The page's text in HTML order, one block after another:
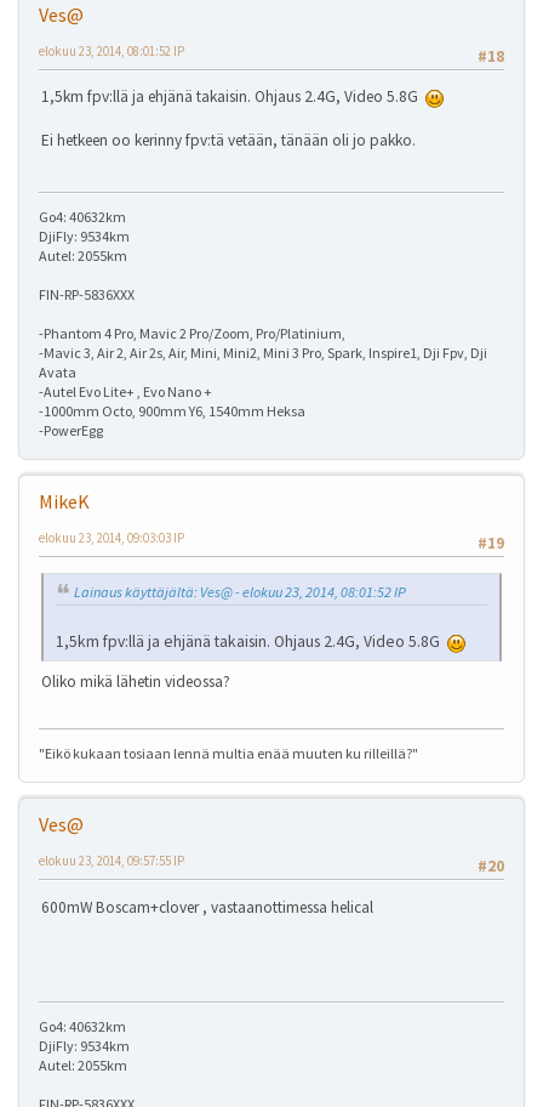
Ves@
#18
elokuu 23, 2014, 08:01:52 IP
1,5km fpv:llä ja ehjänä takaisin. Ohjaus 2.4G, Video 5.8G
Ei hetkeen oo kerinny fpv:tä vetään, tänään oli jo pakko.
Go4: 40632km
DjiFly: 9534km
Autel: 2055km
FIN-RP-5836XXX
-Phantom 4 Pro, Mavic 2 Pro/Zoom, Pro/Platinium,
-Mavic 3, Air 2, Air 2s, Air, Mini, Mini2, Mini 3 Pro, Spark, Inspire1, Dji Fpv, Dji
Avata
-Autel Evo Lite+ , Evo Nano +
-1000mm Octo, 900mm Y6, 1540mm Heksa
-PowerEgg
MikeK
#19
elokuu 23, 2014, 09:03:03 IP
Lainaus käyttäjältä: Ves@ - elokuu 23, 2014, 08:01:52 IP
1,5km fpv:llä ja ehjänä takaisin. Ohjaus 2.4G, Video 5.8G
Oliko mikä lähetin videossa?
"Eikö kukaan tosiaan lennä multia enää muuten ku rilleillä?"
Ves@
#20
elokuu 23, 2014, 09:57:55 IP
600mW Boscam+clover , vastaanottimessa helical
Go4: 40632km
DjiFly: 9534km
Autel: 2055km